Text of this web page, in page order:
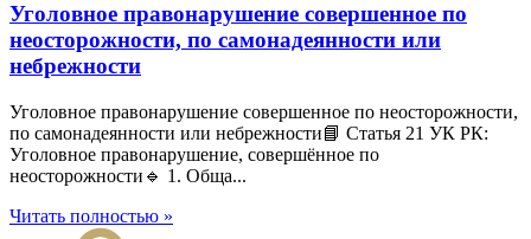
Уголовное правонарушение совершенное по
неосторожности, по самонадеянности или
небрежности
Уголовное правонарушение совершенное по неосторожности,
по самонадеянности или небрежности📘 Статья 21 УК РК:
Уголовное правонарушение, совершённое по
неосторожности🔹 1. Обща...
Читать полностью »